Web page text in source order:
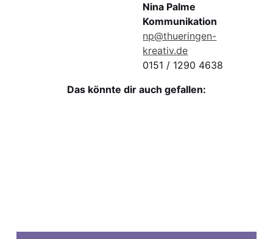
Nina Palme
Kommunikation
np@thueringen-
kreativ.de
0151 / 1290 4638
Das könnte dir auch gefallen: